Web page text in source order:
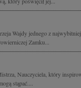
Wajdy jednego z
Zamku...
Nauczyciela, który
stąpać....